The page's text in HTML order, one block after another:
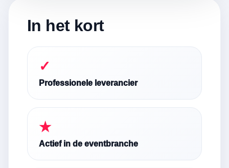
In het kort
✓
Professionele leverancier
★
Actief in de eventbranche